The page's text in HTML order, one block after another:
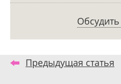
Предыдущая статья